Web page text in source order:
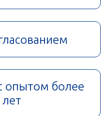
опытом более